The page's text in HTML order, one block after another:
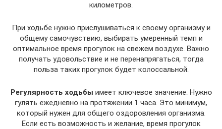
километров.
При ходьбе нужно прислушиваться к своему организму и
общему самочувствию, выбирать умеренный темп и
оптимальное время прогулок на свежем воздухе. Важно
получать удовольствие и не перенапрягаться, тогда
польза таких прогулок будет колоссальной.
Регулярность ходьбы имеет ключевое значение. Нужно
гулять ежедневно на протяжении 1 часа. Это минимум,
который нужен для общего оздоровления организма.
Если есть возможность и желание, время прогулок